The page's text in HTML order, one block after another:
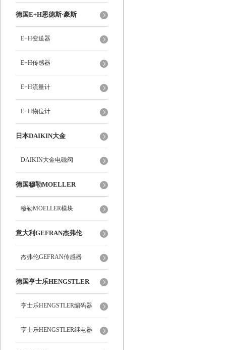
德国E+H恩德斯·豪斯
E+H变送器
E+H传感器
E+H流量计
E+H物位计
日本DAIKIN大金
DAIKIN大金电磁阀
德国穆勒MOELLER
穆勒MOELLER模块
意大利GEFRAN杰弗伦
杰弗伦GEFRAN传感器
德国亨士乐HENGSTLER
亨士乐HENGSTLER编码器
亨士乐HENGSTLER继电器